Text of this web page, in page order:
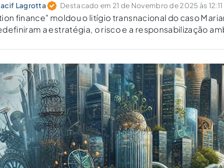
Lagrotta Destacado em 21 de Novembro de 2025 às 12:11
finance" moldou o litígio transnacional do caso
a estratégia, o risco e a responsabilização